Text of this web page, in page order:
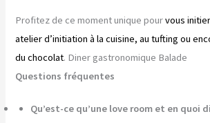
Profitez de ce moment unique pourvous
atelier d’initiation à la cuisine, au tufting ou
du chocolat. Diner gastronomique Balade
Questions fréquentes
Qu’est-ce qu’une love room et en quoi